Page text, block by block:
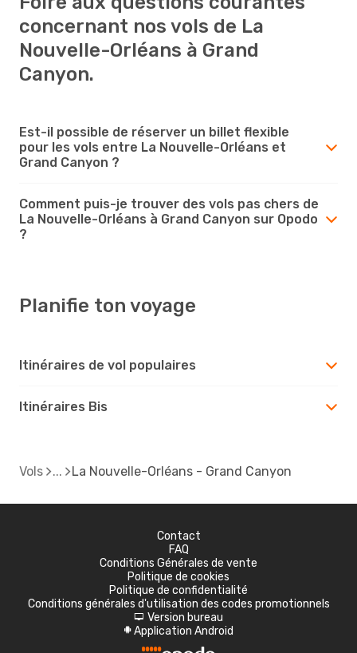
concernant nos vols de La
Nouvelle-Orléans à Grand
Canyon.
Est-il possible de réserver un billet flexible
pour les vols entre La Nouvelle-Orléans et
Grand Canyon ?
Comment puis-je trouver des vols pas chers de
La Nouvelle-Orléans à Grand Canyon sur Opodo
?
Planifie ton voyage
Itinéraires de vol populaires
Itinéraires Bis
Vols La Nouvelle-Orléans - Grand Canyon
Contact
FAQ
Conditions Générales de vente
Politique de cookies
Politique de confidentialité
Conditions générales d'utilisation des codes promotionnels
d Version bureau
A Application Android